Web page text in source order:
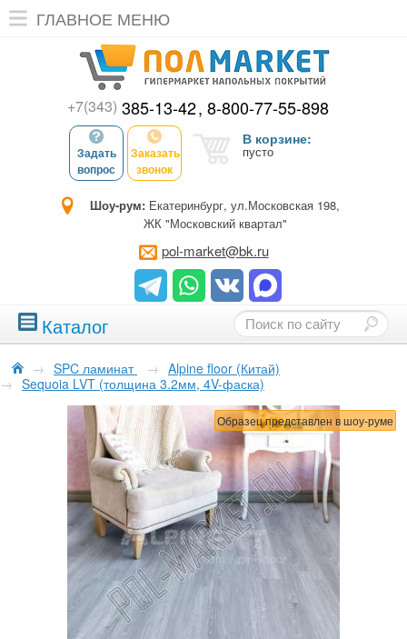
ГЛАВНОЕ МЕНЮ
+7(343) 385-13-42 8-800-77-55-898
Задать
вопрос
Заказать
звонок
В корзине:
пусто
Шоу-рум: Екатеринбург, ул.Московская 198,
ЖК "Московский квартал"
pol-market@bk.ru
Каталог
→ SPC ламинат → Alpine floor (Китай)
→ Sequoia LVT (толщина 3.2мм, 4V-фаска)
Образец представлен в шоу-руме